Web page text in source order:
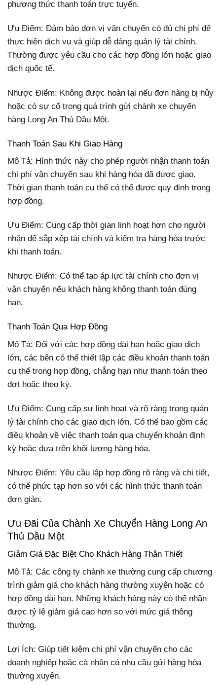
phương thức thanh toán trực tuyến.
Ưu Điểm: Đảm bảo đơn vị vận chuyển có đủ chi phí để
thực hiện dịch vụ và giúp dễ dàng quản lý tài chính.
Thường được yêu cầu cho các hợp đồng lớn hoặc giao
dịch quốc tế.
Nhược Điểm: Không được hoàn lại nếu đơn hàng bị hủy
hoặc có sự cố trong quá trình gửi chành xe chuyển
hàng Long An Thủ Dầu Một.
Thanh Toán Sau Khi Giao Hàng
Mô Tả: Hình thức này cho phép người nhận thanh toán
chi phí vận chuyển sau khi hàng hóa đã được giao.
Thời gian thanh toán cụ thể có thể được quy định trong
hợp đồng.
Ưu Điểm: Cung cấp thời gian linh hoạt hơn cho người
nhận để sắp xếp tài chính và kiểm tra hàng hóa trước
khi thanh toán.
Nhược Điểm: Có thể tạo áp lực tài chính cho đơn vị
vận chuyển nếu khách hàng không thanh toán đúng
hạn.
Thanh Toán Qua Hợp Đồng
Mô Tả: Đối với các hợp đồng dài hạn hoặc giao dịch
lớn, các bên có thể thiết lập các điều khoản thanh toán
cụ thể trong hợp đồng, chẳng hạn như thanh toán theo
đợt hoặc theo kỳ.
Ưu Điểm: Cung cấp sự linh hoạt và rõ ràng trong quản
lý tài chính cho các giao dịch lớn. Có thể bao gồm các
điều khoản về việc thanh toán qua chuyển khoản định
kỳ hoặc dựa trên khối lượng hàng hóa.
Nhược Điểm: Yêu cầu lập hợp đồng rõ ràng và chi tiết,
có thể phức tạp hơn so với các hình thức thanh toán
đơn giản.
Ưu Đãi Của Chành Xe Chuyển Hàng Long An
Thủ Dầu Một
Giảm Giá Đặc Biệt Cho Khách Hàng Thân Thiết
Mô Tả: Các công ty chành xe thường cung cấp chương
trình giảm giá cho khách hàng thường xuyên hoặc có
hợp đồng dài hạn. Những khách hàng này có thể nhận
được tỷ lệ giảm giá cao hơn so với mức giá thông
thường.
Lợi Ích: Giúp tiết kiệm chi phí vận chuyển cho các
doanh nghiệp hoặc cá nhân có nhu cầu gửi hàng hóa
thường xuyên.